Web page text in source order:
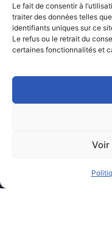
Le fait de consentir à
traiter des données telles
identifiants uniques sur ce
Le refus ou le retrait du
certaines fonctionnalités et
Voir